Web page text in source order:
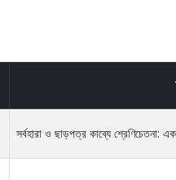
সর্বহারা ও ছাড়পত্র কাব্যে শ্রেণিচেতনা: